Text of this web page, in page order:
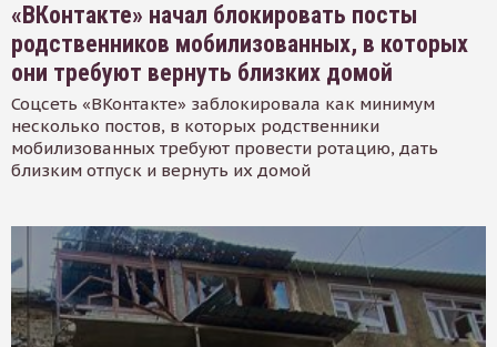
«ВКонтакте» начал блокировать посты
родственников мобилизованных, в которых
они требуют вернуть близких домой
Соцсеть «ВКонтакте» заблокировала как минимум
несколько постов, в которых родственники
мобилизованных требуют провести ротацию, дать
близким отпуск и вернуть их домой